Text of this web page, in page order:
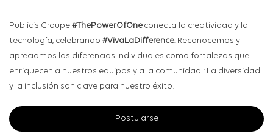
Publicis Groupe #ThePowerOfOne conecta la creatividad y la
tecnología, celebrando #VivaLaDifference.Reconocemos y
apreciamos las diferencias individuales como fortalezas que
enriquecen a nuestros equipos y a la comunidad. ¡La diversidad
y la inclusión son clave para nuestro éxito!
Postularse